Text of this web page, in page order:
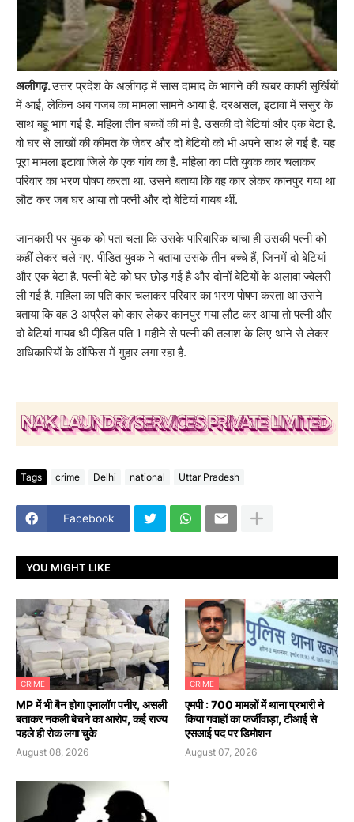
अलीगढ़.उत्तर प्रदेश के अलीगढ़ में सास दामाद के भागने की खबर काफी सुर्खियों
में आई, लेकिन अब गजब का मामला सामने आया है. दरअसल, इटावा में ससुर के
साथ बहू भाग गई है. महिला तीन बच्चों की मां है. उसकी दो बेटियां और एक बेटा है.
वो घर से लाखों की कीमत के जेवर और दो बेटियों को भी अपने साथ ले गई है. यह
पूरा मामला इटावा जिले के एक गांव का है. महिला का पति युवक कार चलाकर
परिवार का भरण पोषण करता था. उसने बताया कि वह कार लेकर कानपुर गया था
लौट कर जब घर आया तो पत्नी और दो बेटियां गायब थीं.
जानकारी पर युवक को पता चला कि उसके पारिवारिक चाचा ही उसकी पत्नी को
कहीं लेकर चले गए. पीडि़त युवक ने बताया उसके तीन बच्चे हैं, जिनमें दो बेटियां
और एक बेटा है. पत्नी बेटे को घर छोड़ गई है और दोनों बेटियों के अलावा ज्वेलरी
ली गई है. महिला का पति कार चलाकर परिवार का भरण पोषण करता था उसने
बताया कि वह 3 अप्रैल को कार लेकर कानपुर गया लौट कर आया तो पत्नी और
दो बेटियां गायब थी पीडि़त पति 1 महीने से पत्नी की तलाश के लिए थाने से लेकर
अधिकारियों के ऑफिस में गुहार लगा रहा है.
Tags crime Delhi national Uttar Pradesh
Facebook
YOU MIGHT LIKE
CRIME
MP में भी बैन होगा एनालॉग पनीर, असली
बताकर नकली बेचने का आरोप, कई राज्य
पहले ही रोक लगा चुके
August 08, 2026
CRIME
एमपी : 700 मामलों में थाना प्रभारी ने
किया गवाहों का फर्जीवाड़ा, टीआई से
एसआई पद पर डिमोशन
August 07, 2026